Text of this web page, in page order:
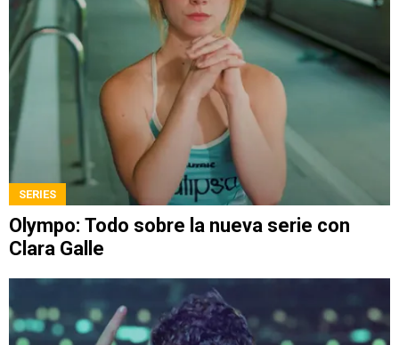
SERIES
Olympo: Todo sobre la nueva serie con
Clara Galle